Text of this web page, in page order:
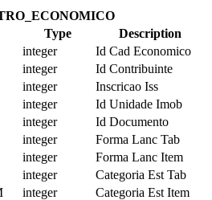
Type
Description
integer
Id Cad Economico
integer
Id Contribuinte
integer
Inscricao Iss
integer
Id Unidade Imob
integer
Id Documento
integer
Forma Lanc Tab
integer
Forma Lanc Item
integer
Categoria Est Tab
integer
Categoria Est Item